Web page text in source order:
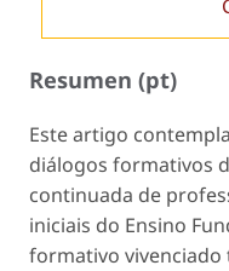
Resumen (pt)
Este artigo
diálogos formativos
continuada de
iniciais do Ensino
formativo vivenciado